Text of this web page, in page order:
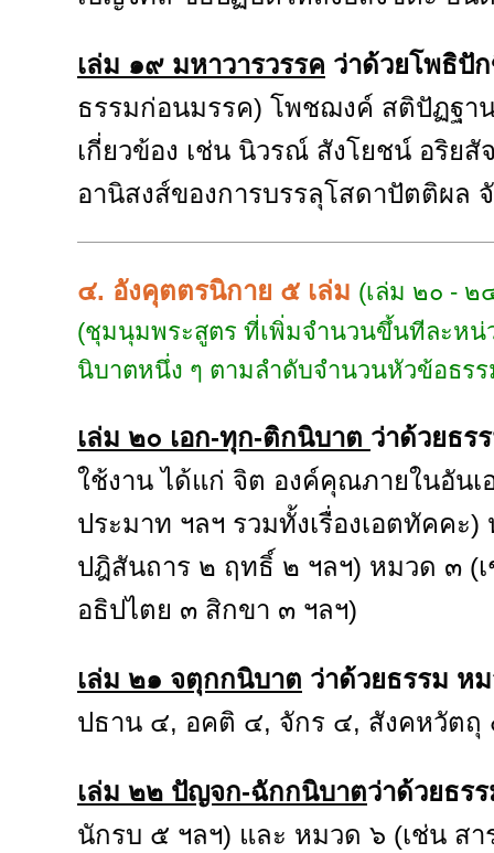
เล่ม ๑๙ มหาวารวรรค ว่าด้วยโพธิปั
ธรรมก่อนมรรค) โพชฌงค์ สติปัฏฐา
เกี่ยวข้อง เช่น นิวรณ์ สังโยชน์ อริย
อานิสงส์ของการบรรลุโสดาปัตติผล
๔. อังคุตตรนิกาย ๕ เล่ม (เล่ม ๒๐ - ๒
(ชุมนุมพระสูตร ที่เพิ่มจำนวนขึ้นทีละหน่
นิบาตหนึ่ง ๆ ตามลำดับจำนวนหัวข้อธ
เล่ม ๒๐ เอก-ทุก-ติกนิบาต ว่าด้วยธร
ใช้งาน ได้แก่ จิต องค์คุณภายในอันเ
ประมาท ฯลฯ รวมทั้งเรื่องเอตทัค
ปฎิสันถาร ๒ ฤทธิ์ ๒ ฯลฯ) หมวด ๓ (
อธิปไตย ๓ สิกขา ๓ ฯลฯ)
เล่ม ๒๑ จตุกกนิบาต ว่าด้วยธรรม ห
ปธาน ๔, อคติ ๔, จักร ๔, สังคหวัตถุ
เล่ม ๒๒ ปัญจก-ฉักกนิบาตว่าด้วยธร
นักรบ ๕ ฯลฯ) และ หมวด ๖ (เช่น ส